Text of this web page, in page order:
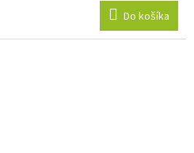
Do košíka